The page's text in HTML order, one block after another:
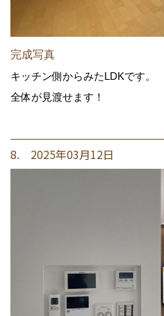
完成写真
キッチン側からみたLDKです。
全体が見渡せます！
8. 2025年03月12日